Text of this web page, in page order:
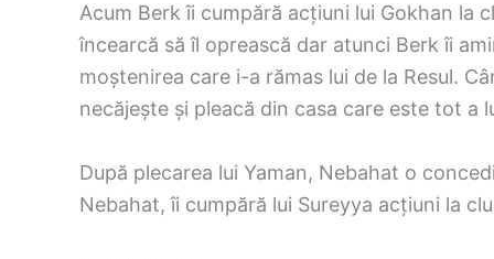
Acum Berk îi cumpără acțiuni lui Gokhan la
încearcă să îl oprească dar atunci Berk îi
moștenirea care i-a rămas lui de la Resul.
necăjește și pleacă din casa care este tot a
După plecarea lui Yaman, Nebahat o
Nebahat, îi cumpără lui Sureyya acțiuni la